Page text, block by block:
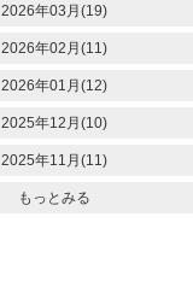
2026年03月(19)
2026年02月(11)
2026年01月(12)
2025年12月(10)
2025年11月(11)
もっとみる